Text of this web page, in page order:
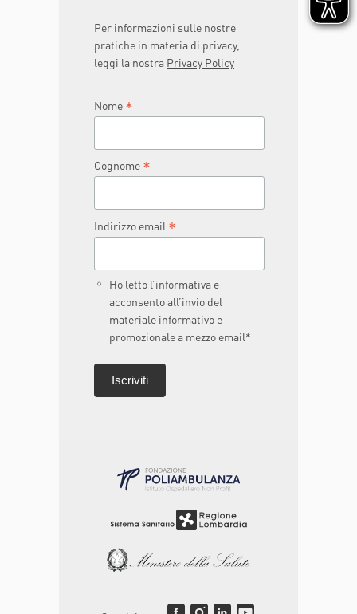
Per informazioni sulle nostre
pratiche in materia di privacy,
leggi la nostra Privacy Policy
Nome *
Cognome *
Indirizzo email *
Ho letto l’informativa e
acconsento all’invio del
materiale informativo e
promozionale a mezzo email*